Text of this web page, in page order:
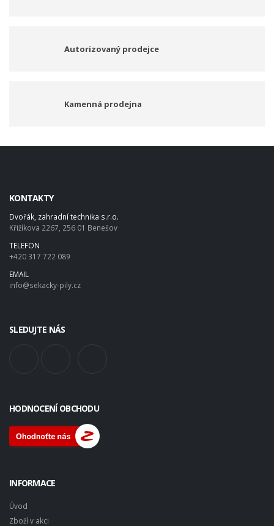
Autorizovaný prodejce
Kamenná prodejna
KONTAKTY
Dvořák, zahradní technika s.r.o.
Křižíkova 2267, 256 01 Benešov
TELEFON
+420 317 722 089
EMAIL
info@sekacky-pily.cz
SLEDUJTE NÁS
HODNOCENÍ OBCHODU
INFORMACE
Úvod
Zboží v akci